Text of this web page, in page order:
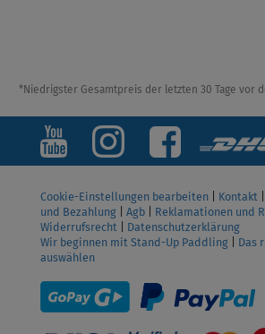
*Niedrigster Gesamtpreis der letzten 30 Tage vor
Cookie-Einstellungen bearbeiten Kontakt
und Bezahlung
Agb Reklamationen und
Widerrufsrecht
Datenschutzerklärung
Wir beginnen mit Stand-Up Paddling
Das
auswählen